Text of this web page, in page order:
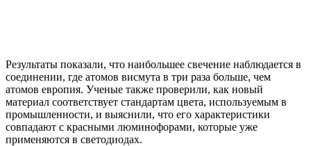
Результаты показали, что наибольшее свечение наблюдается в
соединении, где атомов висмута в три раза больше, чем
атомов европия. Ученые также проверили, как новый
материал соответствует стандартам цвета, используемым в
промышленности, и выяснили, что его характеристики
совпадают с красными люминофорами, которые уже
применяются в светодиодах.